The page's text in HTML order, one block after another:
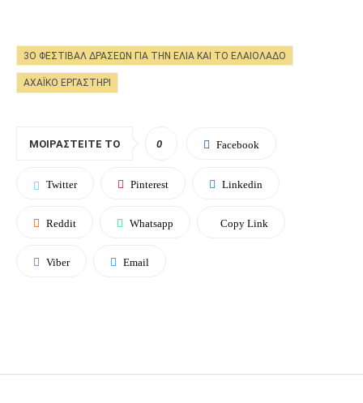
3Ο ΦΕΣΤΙΒΆΛ ΔΡΆΣΕΩΝ ΓΙΑ ΤΗΝ ΕΛΙΆ ΚΑΙ ΤΟ ΕΛΑΙΌΛΑΔΟ
ΑΧΑΪΚΌ ΕΡΓΑΣΤΉΡΙ
ΜΟΙΡΑΣΤΕΊΤΕ ΤΟ 0 Facebook
Twitter Pinterest Linkedin
Reddit Whatsapp Copy Link
Viber Email